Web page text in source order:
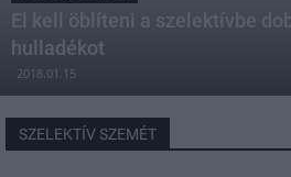
El kell öblíteni a szelektívbe
hulladékot
2018.01.15
SZELEKTÍV SZEMÉT